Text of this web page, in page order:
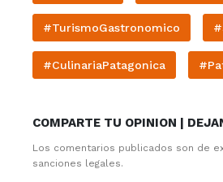
#TurismoGastronomico
#CulinariaPatagonica
COMPARTE TU OPINION |
Los comentarios publicados son de
sanciones legales.